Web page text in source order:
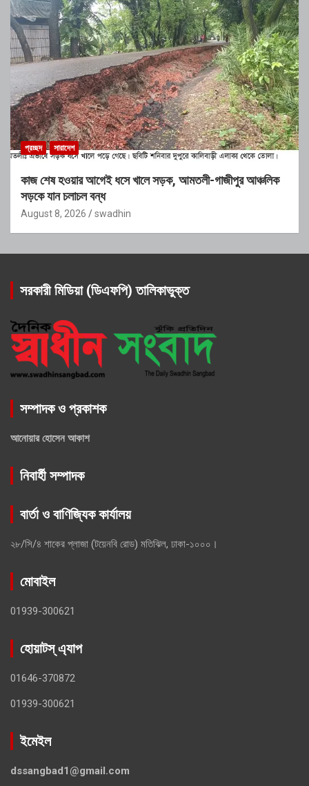
প্রচ্ছদ সারাদেশ
কাজ শেষ হওয়ার আগেই ধসে খালে সড়ক, আমতলী-গাজীপুর আঞ্চলিক
সড়কে যান চলাচল বন্ধ
August 8, 2026 swadhin
সরকারী মিডিয়া (ডিএফপি) তালিকাভুক্ত
সম্পাদক ও প্রকাশক
আনোয়ার হোসেন আকাশ
নিবার্হী সম্পাদক
বার্তা ও বাণিজ্যিক কার্যালয়
২৮/সি/৪ শাকের প্লাজা (টয়েনবি রোড) মতিঝিল, ঢাকা-১০০০।
মোবাইল
01939-300621
হোয়াটস্ এ্যাপ
01646-370872
01939-300621
ইমেইল
dssangbad1@gmail.com